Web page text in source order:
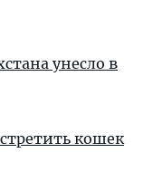
унесло в
кошек